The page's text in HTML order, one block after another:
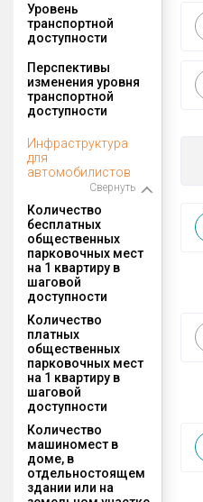
Уровень
транспортной
доступности
Перспективы
изменения уровня
транспортной
доступности
Инфраструктура
для
автомобилистов
Свернуть
Количество
бесплатных
общественных
парковочных мест
на 1 квартиру в
шаговой
доступности
Количество
платных
общественных
парковочных мест
на 1 квартиру в
шаговой
доступности
Количество
машиномест в
доме, в
отдельностоящем
здании или на